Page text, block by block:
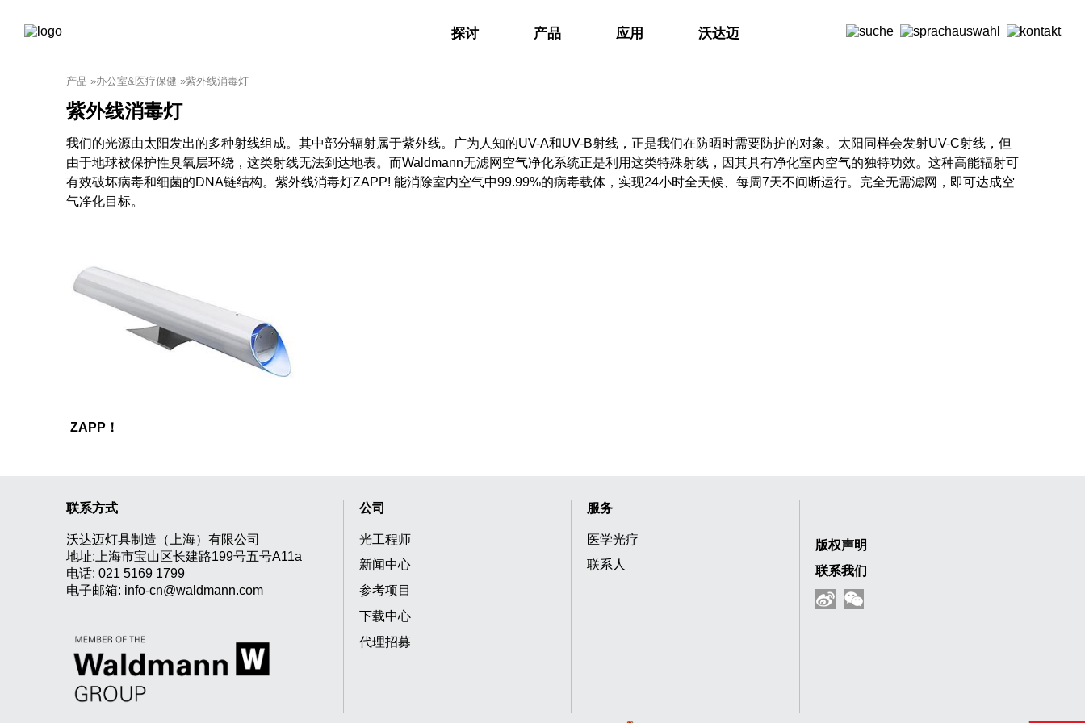
探讨 产品 应用 沃达迈
产品 »办公室&医疗保健 »紫外线消毒灯
紫外线消毒灯
我们的光源由太阳发出的多种射线组成。其中部分辐射属于紫外线。广为人知的UV-A和UV-B射线，正是我们在防晒时需要防护的对象。太阳同样会发射UV-C射线，但
由于地球被保护性臭氧层环绕，这类射线无法到达地表。而Waldmann无滤网空气净化系统正是利用这类特殊射线，因其具有净化室内空气的独特功效。这种高能辐射可
有效破坏病毒和细菌的DNA链结构。紫外线消毒灯ZAPP! 能消除室内空气中99.99%的病毒载体，实现24小时全天候、每周7天不间断运行。完全无需滤网，即可达成空
气净化目标。
ZAPP！
联系方式
沃达迈灯具制造（上海）有限公司
地址:上海市宝山区长建路199号五号A11a
电话: 021 5169 1799
电子邮箱: info-cn@waldmann.com
公司
光工程师
新闻中心
参考项目
下载中心
代理招募
服务
医学光疗
联系人
版权声明
联系我们